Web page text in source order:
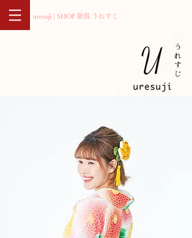
uresuji | SHOP 新潟 うれすじ